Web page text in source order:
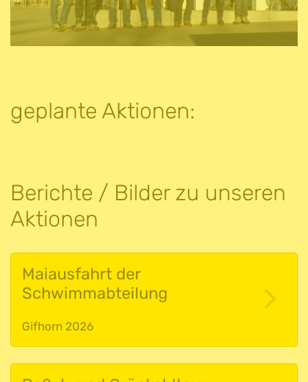
geplante Aktionen:
Berichte / Bilder zu unseren
Aktionen
Maiausfahrt der
Schwimmabteilung
Gifhorn 2026